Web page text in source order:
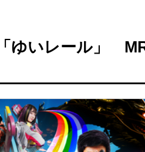
ゆいレール」